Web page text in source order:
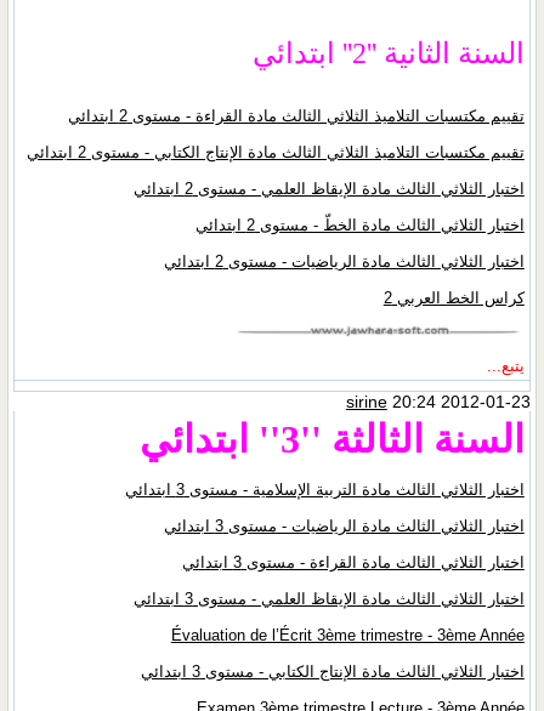
السنة الثانية ''2'' ابتدائي
تقييم مكتسبات التلاميذ الثلاثي الثالث مادة القراءة - مستوى 2 ابتدائي
تقييم مكتسبات التلاميذ الثلاثي الثالث مادة الإنتاج الكتابي - مستوى 2 ابتدائي
اختبار الثلاثي الثالث مادة الإيقاظ العلمي - مستوى 2 ابتدائي
اختبار الثلاثي الثالث مادة الخطّ - مستوى 2 ابتدائي
اختبار الثلاثي الثالث مادة الرياضيات - مستوى 2 ابتدائي
كراس الخط العربي 2
يتبع...
sirine20:24 2012-01-23
السنة الثالثة ''3'' ابتدائي
اختبار الثلاثي الثالث مادة التربية الإسلامية - مستوى 3 ابتدائي
اختبار الثلاثي الثالث مادة الرياضيات - مستوى 3 ابتدائي
اختبار الثلاثي الثالث مادة القراءة - مستوى 3 ابتدائي
اختبار الثلاثي الثالث مادة الإيقاظ العلمي - مستوى 3 ابتدائي
Évaluation de l’Écrit 3ème trimestre - 3ème Année
اختبار الثلاثي الثالث مادة الإنتاج الكتابي - مستوى 3 ابتدائي